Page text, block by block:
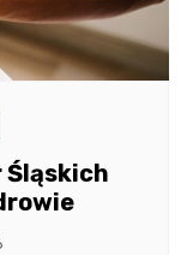
Śląskich